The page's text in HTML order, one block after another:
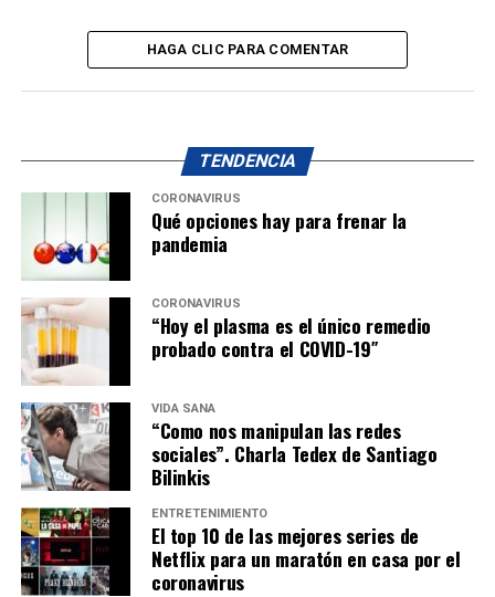
HAGA CLIC PARA COMENTAR
TENDENCIA
CORONAVIRUS
Qué opciones hay para frenar la
pandemia
CORONAVIRUS
“Hoy el plasma es el único remedio
probado contra el COVID-19″
VIDA SANA
“Como nos manipulan las redes
sociales”. Charla Tedex de Santiago
Bilinkis
ENTRETENIMIENTO
El top 10 de las mejores series de
Netflix para un maratón en casa por el
coronavirus